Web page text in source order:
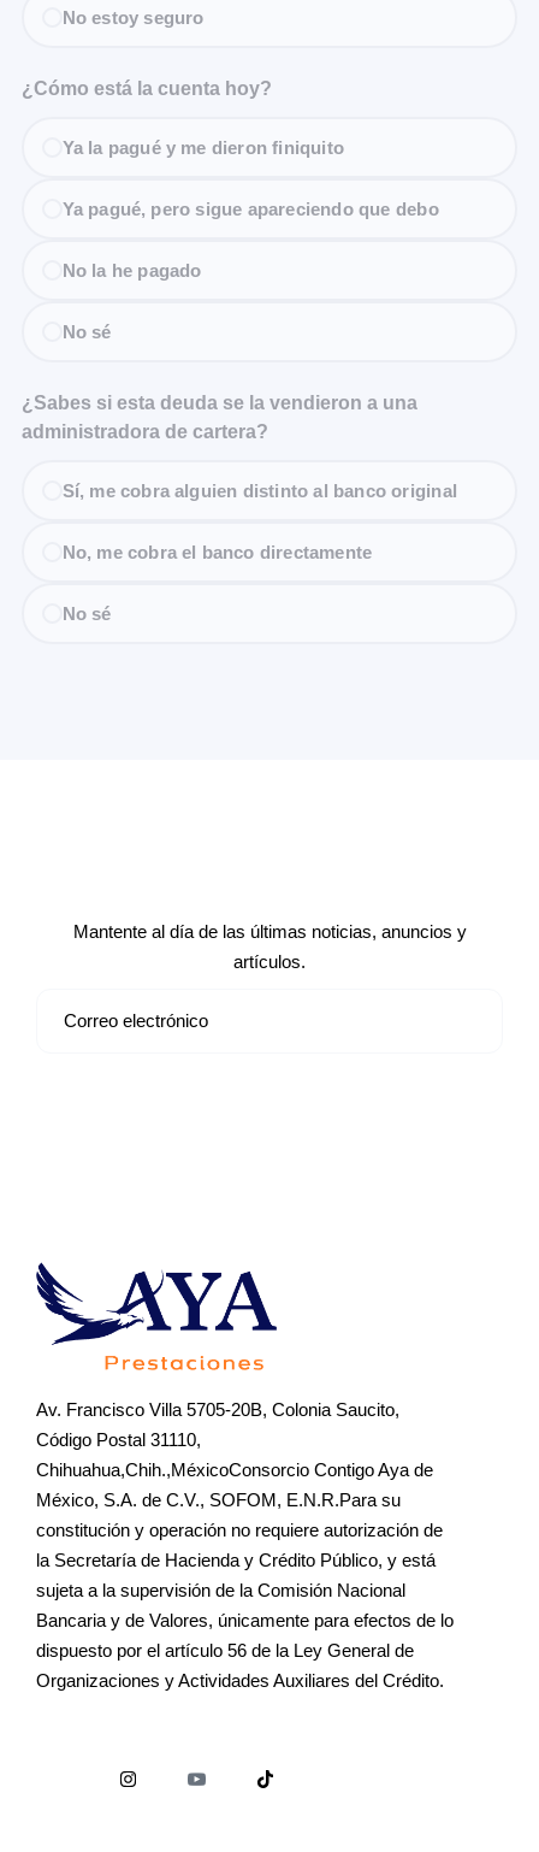
No estoy seguro
¿Cómo está la cuenta hoy?
Ya la pagué y me dieron finiquito
Ya pagué, pero sigue apareciendo que debo
No la he pagado
No sé
¿Sabes si esta deuda se la vendieron a una
administradora de cartera?
Sí, me cobra alguien distinto al banco original
No, me cobra el banco directamente
No sé
Mantente al día de las últimas noticias, anuncios y
artículos.
Av. Francisco Villa 5705-20B, Colonia Saucito,
Código Postal 31110,
Chihuahua,Chih.,MéxicoConsorcio Contigo Aya de
México, S.A. de C.V., SOFOM, E.N.R.Para su
constitución y operación no requiere autorización de
la Secretaría de Hacienda y Crédito Público, y está
sujeta a la supervisión de la Comisión Nacional
Bancaria y de Valores, únicamente para efectos de lo
dispuesto por el artículo 56 de la Ley General de
Organizaciones y Actividades Auxiliares del Crédito.